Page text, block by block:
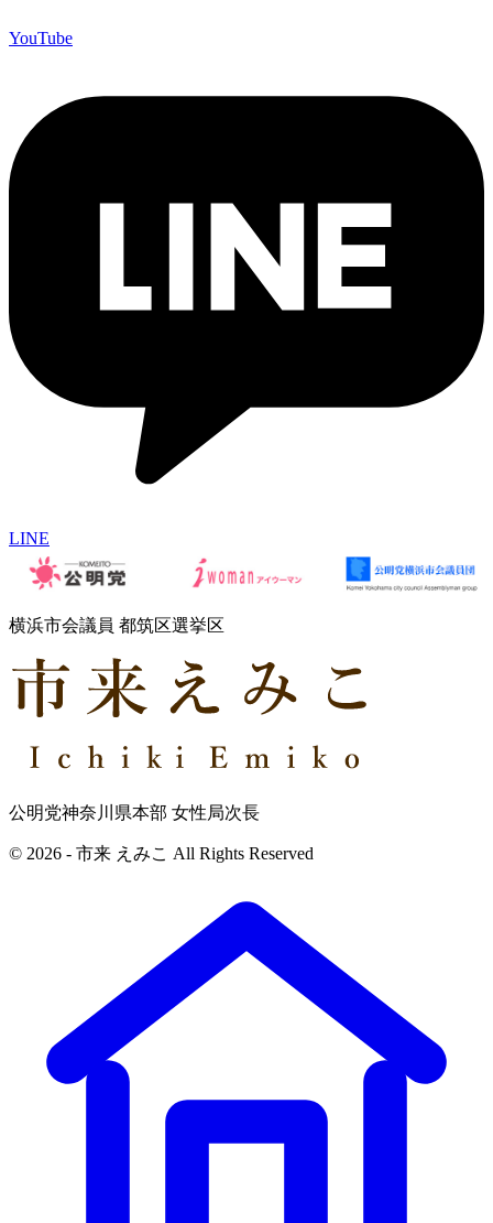
YouTube
LINE
横浜市会議員 都筑区選挙区
公明党神奈川県本部 女性局次長
© 2026 - 市来 えみこ All Rights Reserved